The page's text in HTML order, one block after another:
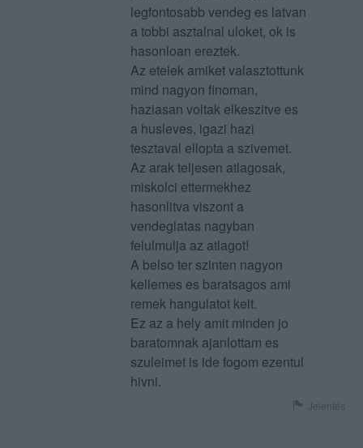
legfontosabb vendeg es latvan
a tobbi asztalnal uloket, ok is
hasonloan ereztek.
Az etelek amiket valasztottunk
mind nagyon finoman,
haziasan voltak elkeszitve es
a husleves, igazi hazi
tesztaval ellopta a szivemet.
Az arak teljesen atlagosak,
miskolci ettermekhez
hasonlitva viszont a
vendeglatas nagyban
felulmulja az atlagot!
A belso ter szinten nagyon
kellemes es baratsagos ami
remek hangulatot kelt.
Ez az a hely amit minden jo
baratomnak ajanlottam es
szuleimet is ide fogom ezentul
hivni.
Jelentés